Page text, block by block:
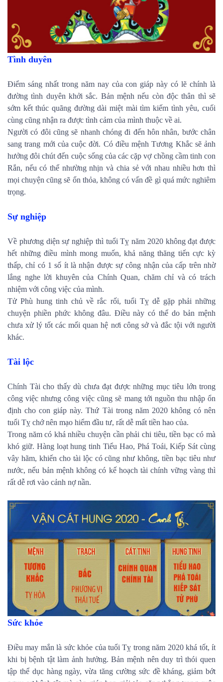
Tình duyên
Điểm sáng nhất trong năm nay của con giáp này có lẽ chính là
đường tình duyên khởi sắc. Bản mệnh nếu còn độc thân thì sẽ
sớm kết thúc quãng đường dài miệt mài tìm kiếm tình yêu, cuối
cùng cũng nhận ra được tình cảm của mình thuộc về ai.
Người có đôi cũng sẽ nhanh chóng đi đến hôn nhân, bước chân
sang trang mới của cuộc đời. Có điều mệnh Tương Khắc sẽ ảnh
hưởng đôi chút đến cuộc sống của các cặp vợ chồng cầm tinh con
Rắn, nếu có thể nhường nhịn và chia sẻ với nhau nhiều hơn thì
mọi chuyện cũng sẽ ổn thỏa, không có vấn đề gì quá mức nghiêm
trọng.
Sự nghiệp
Về phương diện sự nghiệp thì tuổi Tỵ năm 2020 không đạt được
hết những điều mình mong muốn, khả năng thăng tiến cực kỳ
thấp, chỉ có 1 số ít là nhận được sự công nhận của cấp trên nhờ
lắng nghe lời khuyên của Chính Quan, chăm chỉ và có trách
nhiệm với công việc của mình.
Tử Phù hung tinh chủ về rắc rối, tuổi Tỵ dễ gặp phải những
chuyện phiền phức không đâu. Điều này có thể do bản mệnh
chưa xử lý tốt các mối quan hệ nơi công sở và đắc tội với người
khác.
Tài lộc
Chính Tài cho thấy dù chưa đạt được những mục tiêu lớn trong
công việc nhưng công việc cũng sẽ mang tới nguồn thu nhập ổn
định cho con giáp này. Thứ Tài trong năm 2020 không có nên
tuổi Tỵ chớ nên mạo hiểm đầu tư, rất dễ mất tiền hao của.
Trong năm có khá nhiều chuyện cần phải chi tiêu, tiền bạc có mà
khó giữ. Hàng loạt hung tinh Tiểu Hao, Phá Toái, Kiếp Sát cùng
vây hãm, khiến cho tài lộc có cũng như không, tiền bạc tiêu như
nước, nếu bản mệnh không có kế hoạch tài chính vững vàng thì
rất dễ rơi vào cảnh nợ nần.
Sức khỏe
Điều may mắn là sức khỏe của tuổi Tỵ trong năm 2020 khá tốt, ít
khi bị bệnh tật làm ảnh hưởng. Bản mệnh nên duy trì thói quen
tập thể dục hàng ngày, vừa tăng cường sức đề kháng, giảm bớt